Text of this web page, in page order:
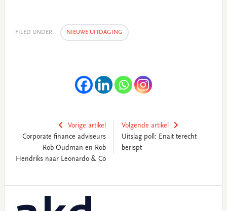
FILED UNDER: NIEUWE UITDAGING
Vorige artikel
Corporate finance adviseurs
Rob Oudman en Rob
Hendriks naar Leonardo & Co
Volgende artikel
Uitslag poll: Enait terecht
berispt
Sidebar